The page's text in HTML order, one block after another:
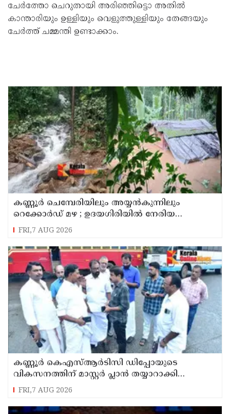
ചേർത്തോ ചെറുതായി അരിഞ്ഞിട്ടൊ അതിൽ
കാ‍ന്താരിയും ഉള്ളിയും വെളുത്തുള്ളിയും തേങ്ങയും
ചേർത്ത് ചമ്മന്തി ഉണ്ടാക്കാം.
കണ്ണൂർ ചെമ്പേരിയിലും അയ്യൻകുന്നിലും
റെക്കോർഡ് മഴ ; ഉദയഗിരിയിൽ നേരിയ
ഉരുൾപൊട്ടൽ; 13 പേരെ ക്യാമ്പിലേക്ക് മാറ്റി
FRI,7 AUG 2026
കണ്ണൂർ കെഎസ്ആർടിസി ഡിപ്പോയുടെ
വികസനത്തിന് മാസ്റ്റർ പ്ലാൻ തയ്യാറാക്കി
സമർപ്പിക്കും : ടി ഒ മോഹനൻ എം എൽ എ
FRI,7 AUG 2026